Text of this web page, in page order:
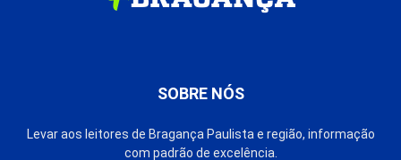
SOBRE NÓS
Levar aos leitores de Bragança Paulista e região, informação
com padrão de excelência.